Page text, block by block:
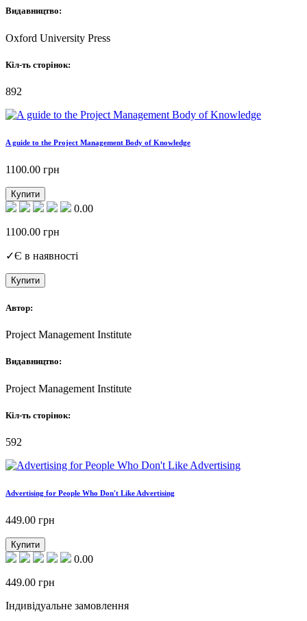
Видавництво:
Oxford University Press
Кіл-ть сторінок:
892
A guide to the Project Management Body of Knowledge
1100.00 грн
Купити
0.00
1100.00 грн
✓Є в наявності
Купити
Автор:
Project Management Institute
Видавництво:
Project Management Institute
Кіл-ть сторінок:
592
Advertising for People Who Don't Like Advertising
449.00 грн
Купити
0.00
449.00 грн
Індивідуальне замовлення